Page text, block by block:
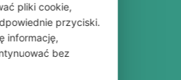
pliki cookie,
przyciski.
informację,
bez